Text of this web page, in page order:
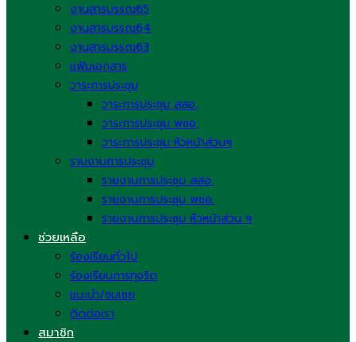
งานสารบรรณ65
งานสารบรรณ64
งานสารบรรณ63
แฟ้มเอกสาร
วาระการประชุม
วาระการประชุม สสอ.
วาระการประชุม พชอ.
วาระการประชุม หัวหน้าส่วนฯ
รานงานการประชุม
รายงานการประชุม สสอ.
รายงานการประชุม พชอ.
รายงานการประชุม หัวหน้าส่วน ฯ
ช่วยเหลือ
ร้องเรียนทั่วไป
ร้องเรียนการทุจริต
แนะนำ/ชมเชย
ติดต่อเรา
สมาชิก